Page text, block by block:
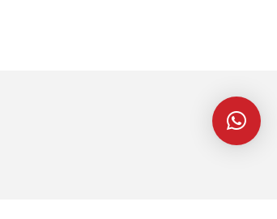
PENTRU CLIENȚI